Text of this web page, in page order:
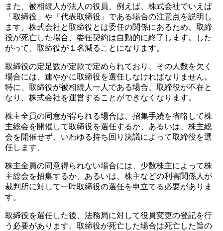
また、被相続人が法人の役員、例えば、株式会社でいえば
「取締役」や「代表取締役」である場合の注意点を説明し
ます。株式会社と取締役とは委任の関係にあるため、取締
役が死亡した場合、委任契約は自動的に終了します。した
がって、取締役が１名減ることになります。
取締役の定足数が定款で定められており、その人数を欠く
場合には、速やかに取締役を選任しなければなりません。
特に、取締役が被相続人一人である場合、取締役が不在と
なり、株式会社を運営することができなくなります。
株主全員の同意が得られる場合は、招集手続を省略して株
主総会を開催して取締役を選任するか、あるいは、株主総
会を開催せず、いわゆる持ち回り決議によって取締役を選
任します。
株主全員の同意得られない場合には、少数株主によって株
主総会を招集するか、あるいは、株主などの利害関係人が
裁判所に対して一時取締役の選任を申立てる必要がありま
す。
取締役を選任した後、法務局に対して役員変更の登記を行
う必要があります。取締役が死亡した場合は死亡した旨の